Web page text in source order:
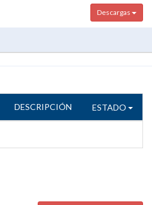
Descargas
DESCRIPCIÓN ESTADO